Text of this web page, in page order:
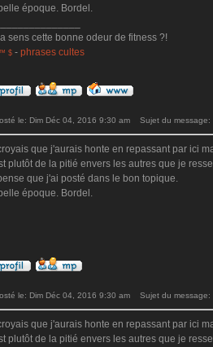
époque. Bordel.
sens cette bonne odeur de fitness ?!
$ - phrases cultes
le: Dim Déc 04, 2016 9:30 am Sujet du message:
que j'aurais honte en repassant par ici
plutôt de la pitié envers les autres que je
que j'ai posté dans le bon topique.
époque. Bordel.
le: Dim Déc 04, 2016 9:30 am Sujet du message:
que j'aurais honte en repassant par ici
plutôt de la pitié envers les autres que je